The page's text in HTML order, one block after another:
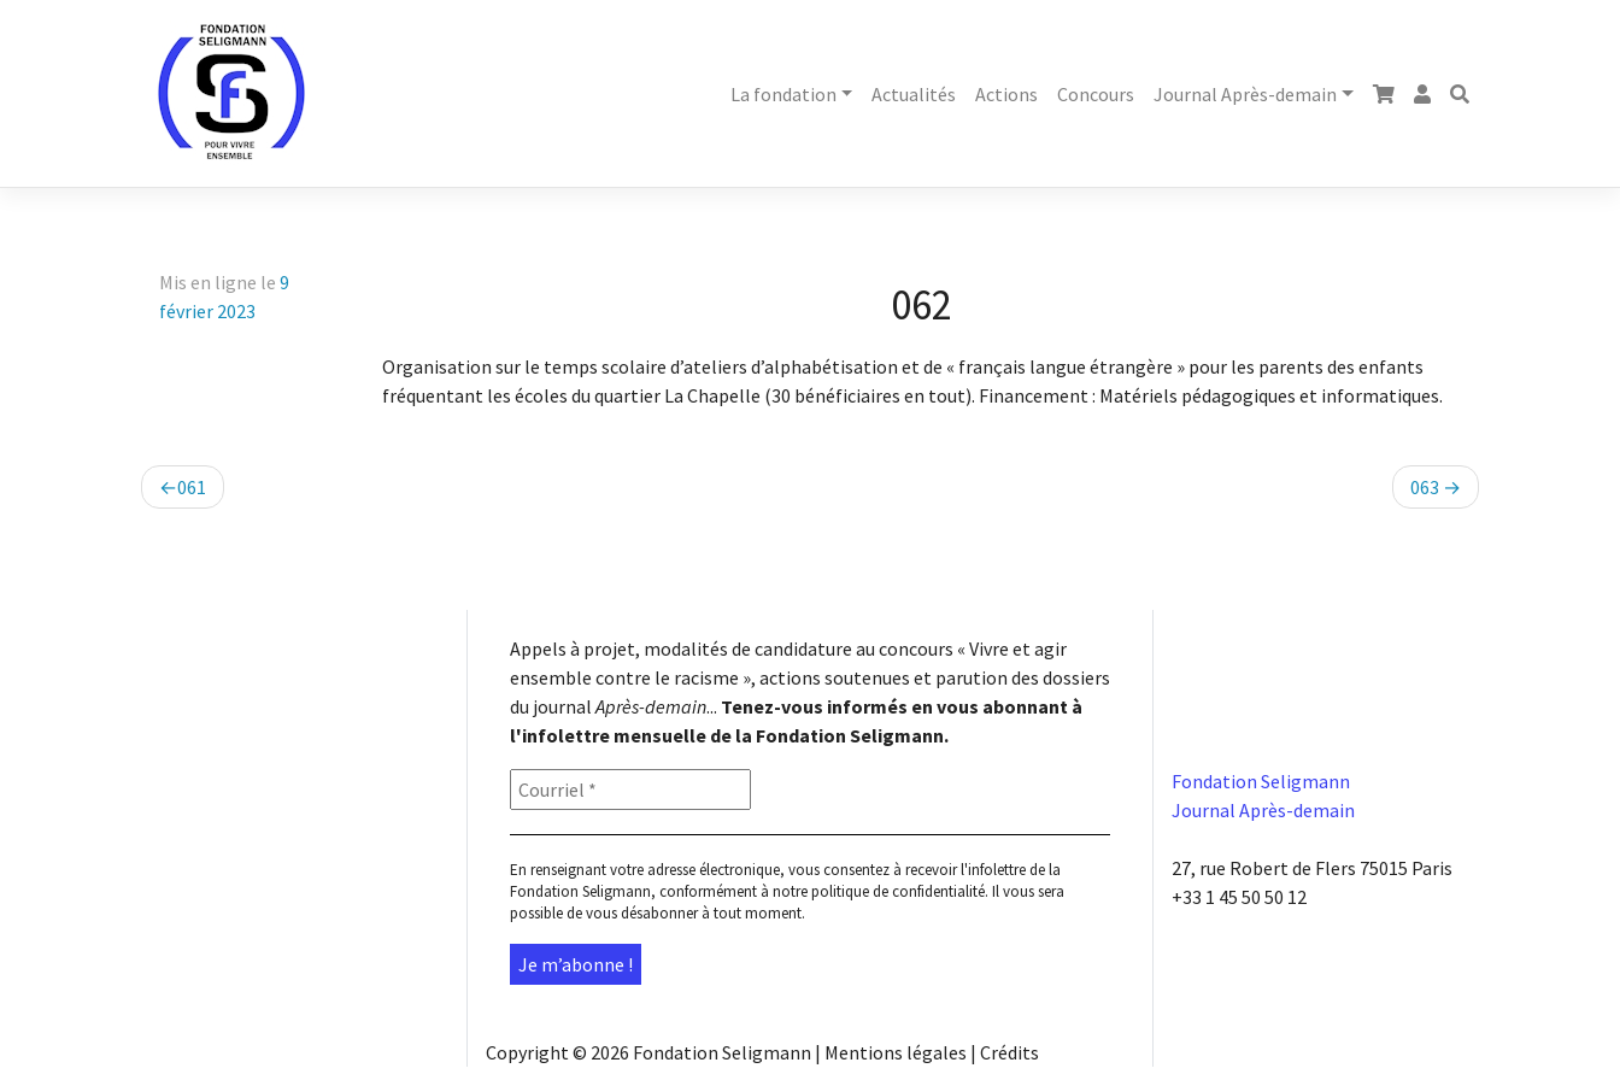
La fondation
Actualités Actions Concours Journal Après-demain
Mis en ligne le 9
février 2023
062
Organisation sur le temps scolaire d’ateliers d’alphabétisation et de « français langue étrangère » pour les parents des enfants
fréquentant les écoles du quartier La Chapelle (30 bénéficiaires en tout). Financement : Matériels pédagogiques et informatiques.
Navigation
de
061 063
Appels à projet, modalités de candidature au concours « Vivre et agir
ensemble contre le racisme », actions soutenues et parution des dossiers
du journalAprès-demain... Tenez-vous informés en vous abonnant à
l'infolettre mensuelle de la Fondation Seligmann.
En renseignant votre adresse électronique, vous consentez à recevoir l'infolettre de la
Fondation Seligmann, conformément à notrepolitique de confidentialité. Il vous sera
possible de vous désabonner à tout moment.
Copyright © 2026 Fondation Seligmann | Mentions légales | Crédits
Fondation Seligmann
Journal Après-demain
27, rue Robert de Flers 75015 Paris
+33 1 45 50 50 12